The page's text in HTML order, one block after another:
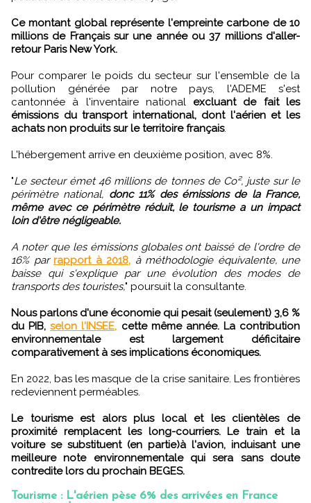
Ce montant global représente l'empreinte carbone de 10
millions de Français sur une année ou 37 millions d'aller-
retour Paris New York.
Pour comparer le poids du secteur sur l'ensemble de la
pollution générée par notre pays, l'ADEME s'est
cantonnée à l'inventaire national excluant de fait les
émissions du transport international, dont l'aérien et les
achats non produits sur le territoire français.
L'hébergement arrive en deuxième position, avec 8%.
"Le secteur émet 46 millions de tonnes de Co², juste sur le
périmètre national, donc 11% des émissions de la France,
même avec ce périmètre réduit, le tourisme a un impact
loin d'être négligeable.
A noter que les émissions globales ont baissé de l'ordre de
16% par rapport à 2018, à méthodologie équivalente, une
baisse qui s'explique par une évolution des modes de
transports des touristes," poursuit la consultante.
Nous parlons d'une économie qui pesait (seulement) 3,6 %
du PIB, selon l'INSEE, cette même année. La contribution
environnementale est largement déficitaire
comparativement à ses implications économiques.
En 2022, bas les masque de la crise sanitaire. Les frontières
redeviennent perméables.
Le tourisme est alors plus local et les clientèles de
proximité remplacent les long-courriers. Le train et la
voiture se substituent (en partie)à l'avion, induisant une
meilleure note environnementale qui sera sans doute
contredite lors du prochain BEGES.
Tourisme : L'aérien pèse 6% des arrivées en France